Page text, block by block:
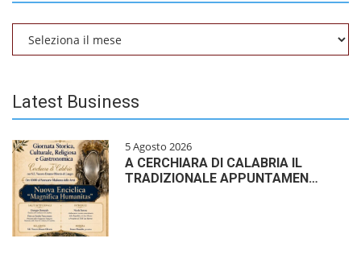
Latest Business
5 Agosto 2026
A CERCHIARA DI CALABRIA IL
TRADIZIONALE APPUNTAMEN…